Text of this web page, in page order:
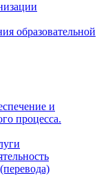
образовательной
и
процесса.